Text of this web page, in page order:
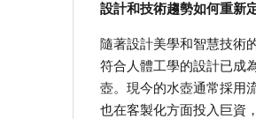
設計和技術趨勢如何重新
隨著設計美學和智慧技術
符合人體工學的設計已成
壺。現今的水壺通常採用
也在客製化方面投入巨資